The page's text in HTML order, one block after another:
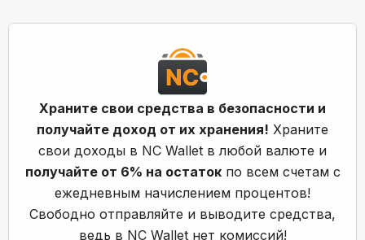
Храните свои средства в безопасности и
получайте доход от их хранения! Храните
свои доходы в NC Wallet в любой валюте и
получайте от 6% на остатокпо всем счетам с
ежедневным начислением процентов!
Свободно отправляйте и выводите средства,
ведь в NC Wallet нет комиссий!